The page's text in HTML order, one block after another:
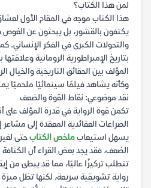
لمن هذا الكتاب؟
هذا الكتاب موجه في المقام الأول لعشاق
يكتفون بالقشور، بل يبحثون عن
والتحولات الكبرى في الفكر الإنساني.
بتاريخ الإمبراطورية الرومانية
المؤلف بين الحقائق التاريخية والخيال
وكأنه يشاهد فيلمًا سينمائيًا ملحميًا
نقد موضوعي: نقاط القوة والضعف
تكمن قوة الرواية في قدرة المؤلف على
الصراعات العقائدية المعقدة إلى
يسهل استيعابملخص الكتابحتى
الضعف، فقد يجد بعض القراء أن
تتطلب تركيزًا عاليًا، مما قد يبطئ من
رواية تشويقية سريعة، لكنها تظل ميزة